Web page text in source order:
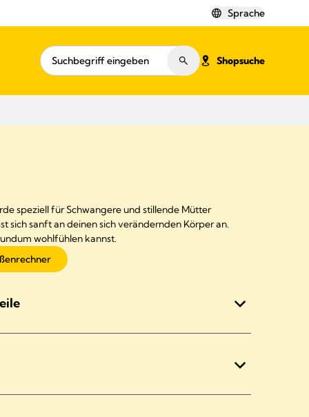
Sprache
Shopsuche
speziell für Schwangere und stillende Mütter
sich sanft an deinen sich verändernden Körper an.
wohlfühlen kannst.